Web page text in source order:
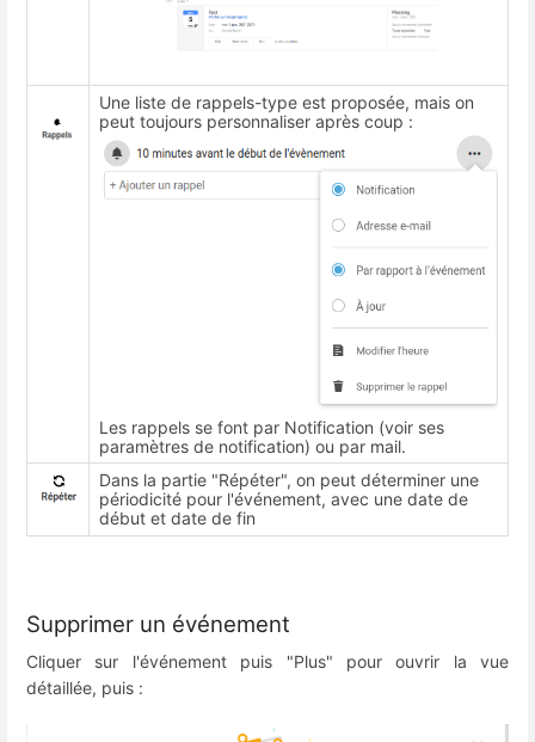
Une liste de rappels-type est proposée, mais on
peut toujours personnaliser après coup :
Les rappels se font par Notification (voir ses
paramètres de notification) ou par mail.
Dans la partie "Répéter", on peut déterminer une
périodicité pour l'événement, avec une date de
début et date de fin
Supprimer un événement
Cliquer sur l'événement puis "Plus" pour ouvrir la vue
détaillée, puis :